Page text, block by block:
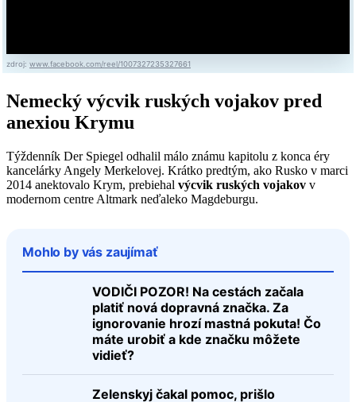
zdroj: www.facebook.com/reel/1007327235327661
Nemecký výcvik ruských vojakov pred
anexiou Krymu
Týždenník Der Spiegel odhalil málo známu kapitolu z konca éry
kancelárky Angely Merkelovej. Krátko predtým, ako Rusko v marci
2014 anektovalo Krym, prebiehal výcvik ruských vojakov v
modernom centre Altmark neďaleko Magdeburgu.
Mohlo by vás zaujímať
VODIČI POZOR! Na cestách začala
platiť nová dopravná značka. Za
ignorovanie hrozí mastná pokuta! Čo
máte urobiť a kde značku môžete
vidieť?
Zelenskyj čakal pomoc, prišlo